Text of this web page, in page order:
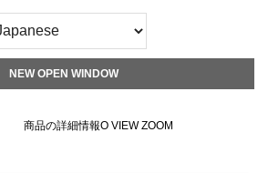
NEW OPEN WINDOW
商品の詳細情報O VIEW ZOOM